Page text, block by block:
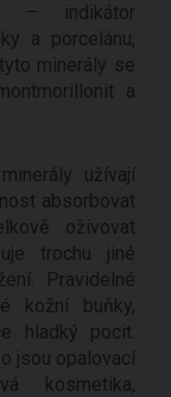
– indikátor
a porcelánu,
minerály se
a
užívají
absorbovat
oživovat
trochu jiné
Pravidelné
kožní buňky,
hladký pocit.
jsou opalovací
kosmetika,